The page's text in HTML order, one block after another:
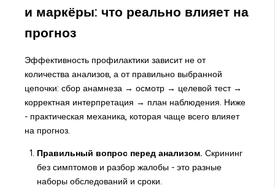
и маркёры: что реально влияет на
прогноз
Эффективность профилактики зависит не от
количества анализов, а от правильно выбранной
цепочки: сбор анамнеза → осмотр → целевой тест →
корректная интерпретация → план наблюдения. Ниже
- практическая механика, которая чаще всего влияет
на прогноз.
Правильный вопрос перед анализом. Скрининг
без симптомов и разбор жалобы - это разные
наборы обследований и сроки.